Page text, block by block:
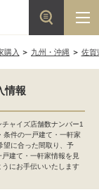
購入 九州・沖縄 佐賀
情報
ャイズ店舗数ナンバー1
条件の一戸建て・一軒家
望に合った間取り、予
建て・一軒家情報を見
にお手伝いいたします